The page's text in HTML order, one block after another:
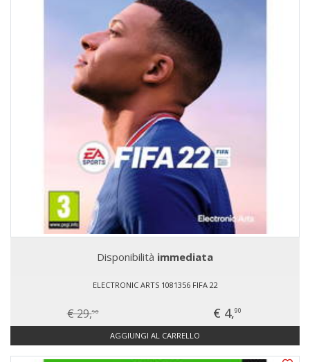
Disponibilità immediata
ELECTRONIC ARTS 1081356 FIFA 22
€ 29,90 € 4,90
AGGIUNGI AL CARRELLO